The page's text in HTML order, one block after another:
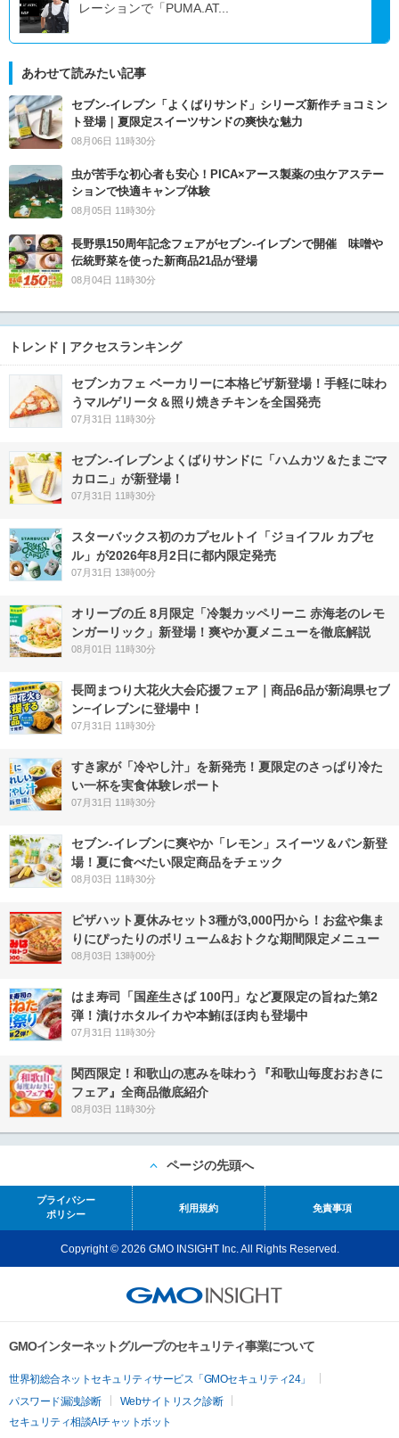
レーションで「PUMA.AT...
あわせて読みたい記事
セブン‐イレブン「よくばりサンド」シリーズ新作チョコミン
ト登場｜夏限定スイーツサンドの爽快な魅力
08月06日 11時30分
虫が苦手な初心者も安心！PICA×アース製薬の虫ケアステー
ションで快適キャンプ体験
08月05日 11時30分
長野県150周年記念フェアがセブン-イレブンで開催 味噌や
伝統野菜を使った新商品21品が登場
08月04日 11時30分
トレンド | アクセスランキング
セブンカフェ ベーカリーに本格ピザ新登場！手軽に味わ
うマルゲリータ＆照り焼きチキンを全国発売
07月31日 11時30分
セブン‐イレブンよくばりサンドに「ハムカツ＆たまごマ
カロニ」が新登場！
07月31日 11時30分
スターバックス初のカプセルトイ「ジョイフル カプセ
ル」が2026年8月2日に都内限定発売
07月31日 13時00分
オリーブの丘 8月限定「冷製カッペリーニ 赤海老のレモ
ンガーリック」新登場！爽やか夏メニューを徹底解説
08月01日 11時30分
長岡まつり大花火大会応援フェア｜商品6品が新潟県セブ
ン−イレブンに登場中！
07月31日 11時30分
すき家が「冷やし汁」を新発売！夏限定のさっぱり冷た
い一杯を実食体験レポート
07月31日 11時30分
セブン‐イレブンに爽やか「レモン」スイーツ＆パン新登
場！夏に食べたい限定商品をチェック
08月03日 11時30分
ピザハット夏休みセット3種が3,000円から！お盆や集ま
りにぴったりのボリューム&おトクな期間限定メニュー
08月03日 13時00分
はま寿司「国産生さば 100円」など夏限定の旨ねた第2
弾！漬けホタルイカや本鮪ほほ肉も登場中
07月31日 11時30分
関西限定！和歌山の恵みを味わう『和歌山毎度おおきに
フェア』全商品徹底紹介
08月03日 11時30分
ページの先頭へ
プライバシー
ポリシー
利用規約 免責事項
Copyright © 2026 GMO INSIGHT Inc. All Rights Reserved.
GMOインターネットグループのセキュリティ事業について
世界初総合ネットセキュリティサービス「GMOセキュリティ24」
パスワード漏洩診断
Webサイトリスク診断
セキュリティ相談AIチャットボット